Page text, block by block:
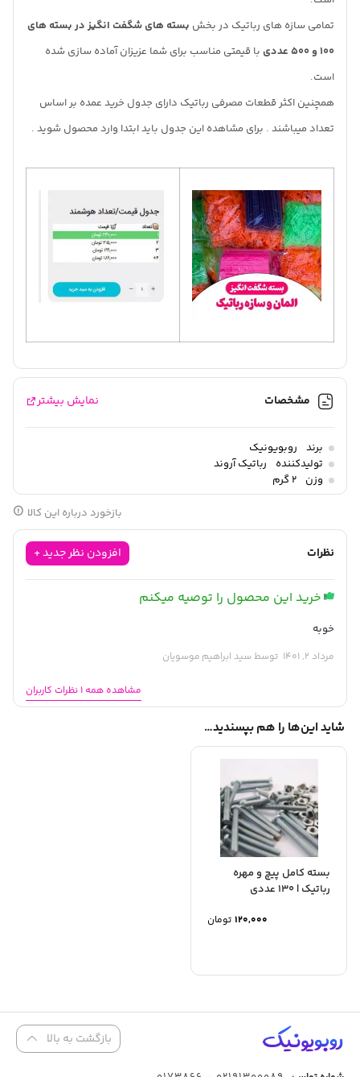
تمامی سازه های رباتیک در بخش بسته های شگفت انگیز در بسته های
100 و 500 عددی
با قیمتی مناسب برای شما عزیزان آماده سازی شده
است.
همچنین اکثر قطعات مصرفی رباتیک دارای جدول خرید عمده بر اساس
تعداد میباشند . برای مشاهده این جدول باید ابتدا وارد محصول شوید .
مشخصات نمایش بیشتر
برند
روبویونیک
تولیدکننده
رباتیک آروند
وزن 2 گرم
بازخورد درباره این کالا
نظرات افزودن نظر جدید +
توسط سید ابراهیم موسویان مرداد 2, 1401
خرید این محصول را توصیه میکنم
خوبه
مشاهده همه 1 نظرات کاربران
شاید این‌ها را هم بپسندید…
بسته کامل پیچ و مهره
رباتیک | 130 عددی
تومان
بازگشت به بالا